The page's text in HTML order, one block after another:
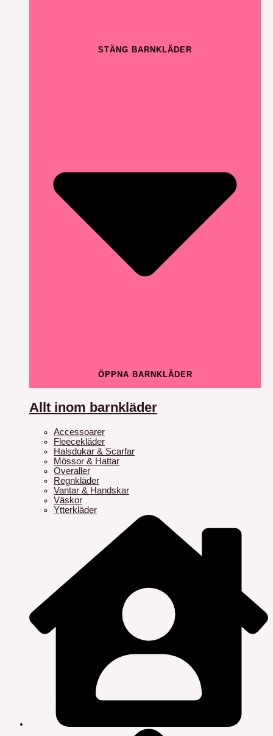
STÄNG BARNKLÄDER
ÖPPNA BARNKLÄDER
Allt inom barnkläder
Accessoarer
Fleecekläder
Halsdukar & Scarfar
Mössor & Hattar
Overaller
Regnkläder
Vantar & Handskar
Väskor
Ytterkläder